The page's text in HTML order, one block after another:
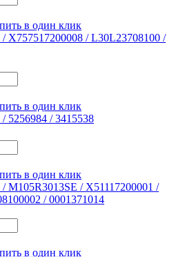
в один клик
X757517200008 / L30L23708100 /
в один клик
5256984 / 3415538
в один клик
M105R3013SE / X51117200001 /
/ 0001371014
в один клик